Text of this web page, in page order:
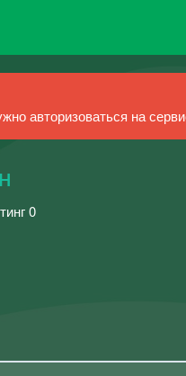
авторизоваться на
0